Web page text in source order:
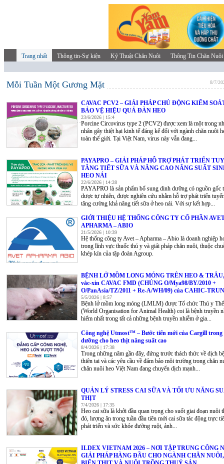
Trang nhất Thông tin-Sự kiện Kỹ Thuật Chăn Nuôi Thông Tin Chăn Nuôi
Mỗi Tuần Một Gương Mặt 8/7/
CAVAC PCV2 – GIẢI PHÁP CHỦ ĐỘNG KIỂM
BẢO VỆ HIỆU QUẢ ĐÀN HEO
23/6/2026 | 15:4
Porcine Circovirus type 2 (PCV2) được xem là một trong
nhân gây thiệt hại kinh tế đáng kể đối với ngành chăn nuôi
toàn thế giới. Tại Việt Nam, virus này vẫn đang...
PAYAPRO – GIẢI PHÁP HỖ TRỢ PHÁT TRIỂN
TĂNG TIẾT SỮA VÀ NÂNG CAO NĂNG SUẤT
HEO NÁI
22/6/2026 | 14:28
PAYAPRO là sản phẩm bổ sung dinh dưỡng có nguồn gốc
dược tự nhiên, được nghiên cứu nhằm hỗ trợ phát triển
tăng cường khả năng tiết sữa ở heo nái. Với sự kết hợp...
GIỚI THIỆU HỆ THỐNG CÔNG TY CỔ PHẦN
APHARMA – ABIO
21/5/2026 | 10:39
Hệ thống công ty Avet – Apharma – Abio là doanh nghiệp
trong lĩnh vực thuốc thú y và giải pháp chăn nuôi, thuộc
khép kín của tập đoàn Agroup.
BỆNH LỞ MỒM LONG MÓNG TRÊN HEO &
vắc-xin CAVAC FMD (CHỦNG O/Mya98/BY/2010 +
O/PanAsia/TZ/2011 + Re-A/WH/09) của CAHIC-
5/5/2026 | 8:57
Bệnh lở mồm long móng (LMLM) được Tổ chức Thú y
(World Organisation for Animal Health) coi là bệnh truyền
hiểm nhất trong tất cả những bệnh truyền nhiễm ở gia...
Công nghệ Utmost™ – Bước tiến mới của Cargill
dưỡng cho heo thịt năng suất cao
8/4/2026 | 17:38
Trong những năm gần đây, đứng trước thách thức về dịch
thiên tai và các yêu cầu về đảm bảo môi trường trong chăn
chăn nuôi heo Việt Nam đang chuyển dịch mạnh...
QUẢN LÝ STRESS CAI SỮA VÀ TỐI ƯU NĂNG
THỊT
7/4/2026 | 17:35
Heo cai sữa là khởi đầu quan trọng cho suốt giai đoạn nuôi
đó, lượng ăn trong tuần đầu tiên mới cai sữa tác động trực
phát triển và sức khỏe đường ruột, ảnh...
ILDEX VIETNAM 2026 – NƠI TẬP TRUNG CÔNG
GIẢI PHÁP HÀNG ĐẦU CHO NGÀNH CHĂN